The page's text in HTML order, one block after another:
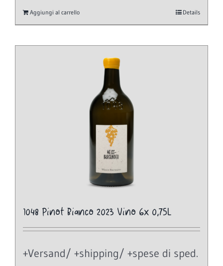
Aggiungi al carrello Details
1048 Pinot Bianco 2023 Vino 6x 0,75L
+Versand/ +shipping/ +spese di sped.